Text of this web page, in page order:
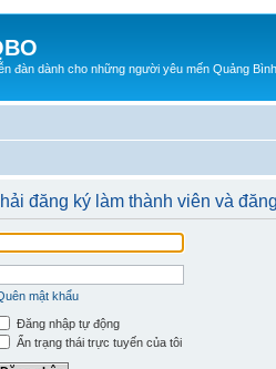
đàn dành cho những người yêu mến Quảng Bình
đăng ký làm thành viên và
mật khẩu
Đăng nhập tự động
Ẩn trạng thái trực tuyến của tôi